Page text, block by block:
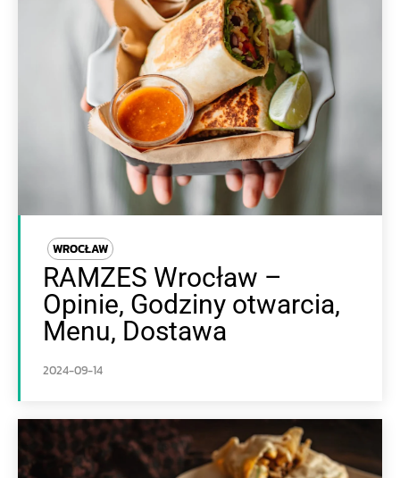
WROCŁAW
RAMZES Wrocław –
Opinie, Godziny otwarcia,
Menu, Dostawa
2024-09-14